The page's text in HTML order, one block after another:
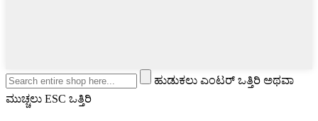
ಹುಡುಕಲು ಎಂಟರ್ ಒತ್ತಿರಿ ಅಥವಾ
ಮುಚ್ಚಲು ESC ಒತ್ತಿರಿ